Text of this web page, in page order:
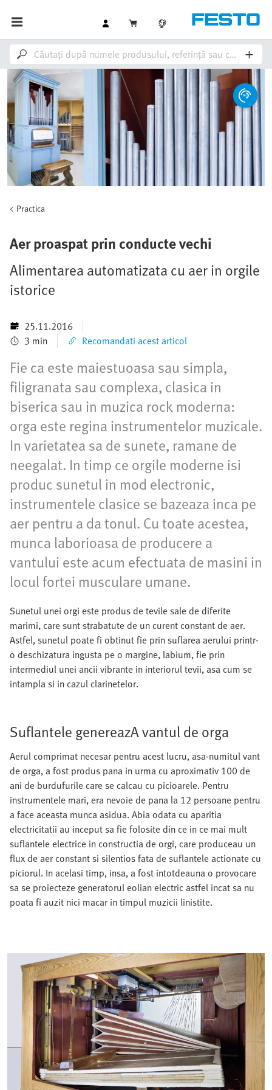
Practica
Aer proaspat prin conducte vechi
Alimentarea automatizata cu aer in orgile
istorice
25.11.2016
3 min
Recomandati acest articol
Fie ca este maiestuoasa sau simpla,
filigranata sau complexa, clasica in
biserica sau in muzica rock moderna:
orga este regina instrumentelor muzicale.
In varietatea sa de sunete, ramane de
neegalat. In timp ce orgile moderne isi
produc sunetul in mod electronic,
instrumentele clasice se bazeaza inca pe
aer pentru a da tonul. Cu toate acestea,
munca laborioasa de producere a
vantului este acum efectuata de masini in
locul fortei musculare umane.
Sunetul unei orgi este produs de tevile sale de diferite
marimi, care sunt strabatute de un curent constant de aer.
Astfel, sunetul poate fi obtinut fie prin suflarea aerului printr-
o deschizatura ingusta pe o margine, labium, fie prin
intermediul unei ancii vibrante in interiorul tevii, asa cum se
intampla si in cazul clarinetelor.
Suflantele genereazA vantul de orga
Aerul comprimat necesar pentru acest lucru, asa-numitul vant
de orga, a fost produs pana in urma cu aproximativ 100 de
ani de burdufurile care se calcau cu picioarele. Pentru
instrumentele mari, era nevoie de pana la 12 persoane pentru
a face aceasta munca asidua. Abia odata cu aparitia
electricitatii au inceput sa fie folosite din ce in ce mai mult
suflantele electrice in constructia de orgi, care produceau un
flux de aer constant si silentios fata de suflantele actionate cu
piciorul. In acelasi timp, insa, a fost intotdeauna o provocare
sa se proiecteze generatorul eolian electric astfel incat sa nu
poata fi auzit nici macar in timpul muzicii linistite.